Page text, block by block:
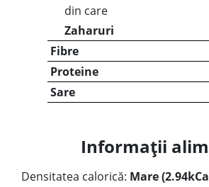
din care
Zaharuri
Fibre
Proteine
Sare
Informații
Densitatea calorică: Mare